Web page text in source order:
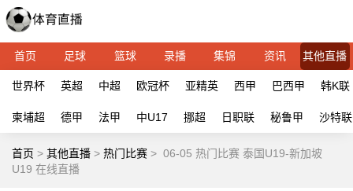
首页 足球 篮球 录播 集锦 资讯 其他直播
世界杯 英超 中超 欧冠杯 亚精英 西甲 巴西甲 韩K联
柬埔超 德甲 法甲 中U17 挪超 日职联 秘鲁甲 沙特联
首页 > 其他直播 > 热门比赛 > 06-05 热门比赛 泰国U19-新加坡
U19 在线直播